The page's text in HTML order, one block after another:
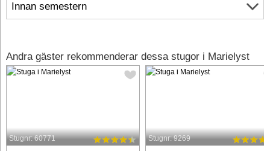
Innan semestern
Andra gäster rekommenderar dessa stugor i Marielyst
Stugnr: 60771 Stugnr: 9269